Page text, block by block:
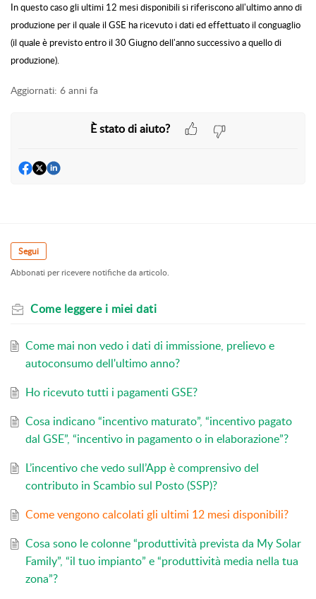
In questo caso gli ultimi 12 mesi disponibili si riferiscono all'ultimo anno di
produzione per il quale il GSE ha ricevuto i dati ed effettuato il conguaglio
(il quale è previsto entro il 30 Giugno dell'anno successivo a quello di
produzione).
Aggiornati: 6 anni fa
È stato di aiuto?
Segui
Abbonati per ricevere notifiche da articolo.
Come leggere i miei dati
Come mai non vedo i dati di immissione, prelievo e
autoconsumo dell'ultimo anno?
Ho ricevuto tutti i pagamenti GSE?
Cosa indicano “incentivo maturato”, “incentivo pagato
dal GSE”, “incentivo in pagamento o in elaborazione”?
L’incentivo che vedo sull’App è comprensivo del
contributo in Scambio sul Posto (SSP)?
Come vengono calcolati gli ultimi 12 mesi disponibili?
Cosa sono le colonne “produttività prevista da My Solar
Family”, “il tuo impianto” e “produttività media nella tua
zona”?